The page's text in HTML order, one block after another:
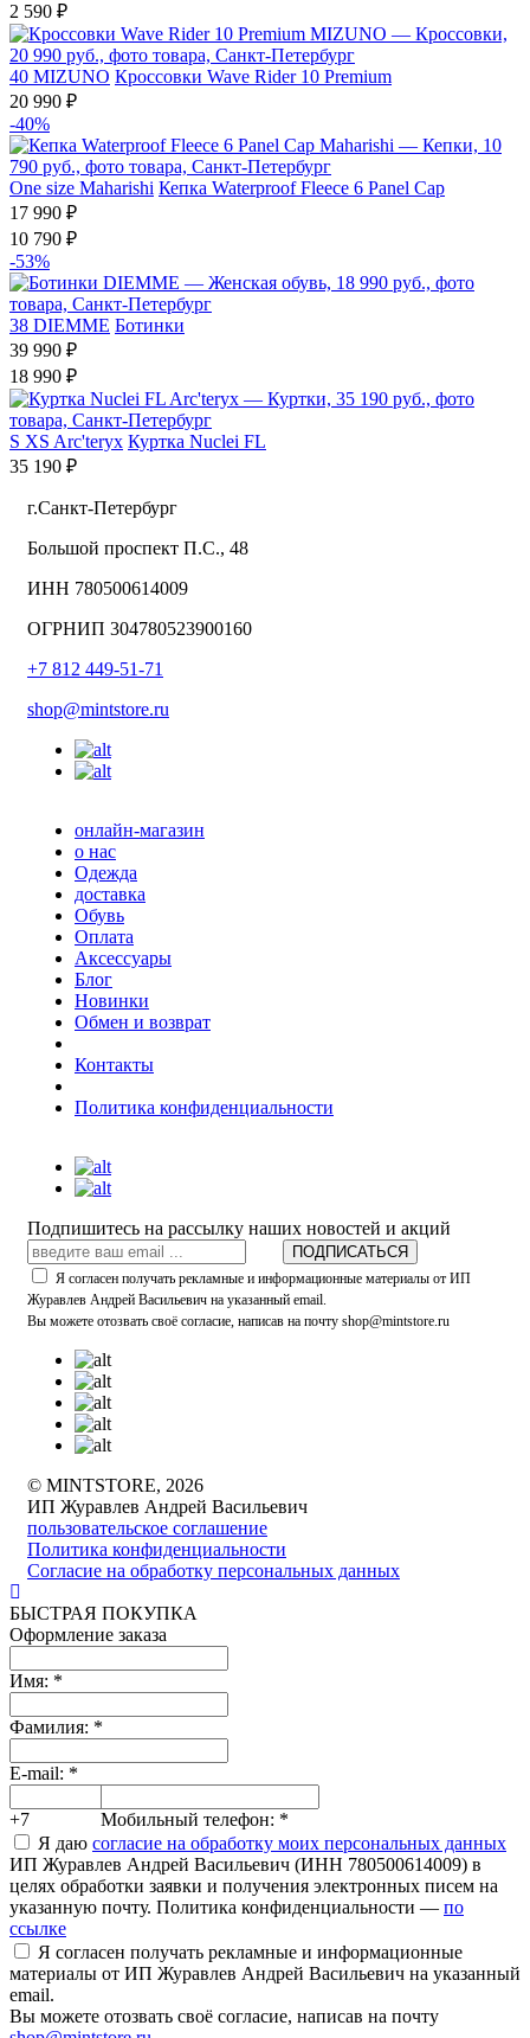
2 590 ₽
40 MIZUNO Кроссовки Wave Rider 10 Premium
20 990 ₽
-40%
One size Maharishi Кепка Waterproof Fleece 6 Panel Cap
17 990 ₽
10 790 ₽
-53%
38 DIEMME Ботинки
39 990 ₽
18 990 ₽
S XS Arc'teryx Куртка Nuclei FL
35 190 ₽
г.Санкт-Петербург
Большой проспект П.С., 48
ИНН 780500614009
ОГРНИП 304780523900160
+7 812 449-51-71
shop@mintstore.ru
онлайн-магазин
о нас
Одежда
доставка
Обувь
Оплата
Аксессуары
Блог
Новинки
Обмен и возврат
Контакты
Политика конфиденциальности
Подпишитесь на рассылку наших новостей и акций
ПОДПИСАТЬСЯ
Я согласен получать рекламные и информационные материалы от ИП
Журавлев Андрей Васильевич на указанный email.
Вы можете отозвать своё согласие, написав на почту shop@mintstore.ru
© MINTSTORE, 2026
ИП Журавлев Андрей Васильевич
пользовательское соглашение
Политика конфиденциальности
Согласие на обработку персональных данных
БЫСТРАЯ ПОКУПКА
Оформление заказа
Имя: *
Фамилия: *
E-mail: *
+7 Мобильный телефон: *
Я даю согласие на обработку моих персональных данных
ИП Журавлев Андрей Васильевич (ИНН 780500614009) в
целях обработки заявки и получения электронных писем на
указанную почту. Политика конфиденциальности — по
ссылке
Я согласен получать рекламные и информационные
материалы от ИП Журавлев Андрей Васильевич на указанный
email.
Вы можете отозвать своё согласие, написав на почту